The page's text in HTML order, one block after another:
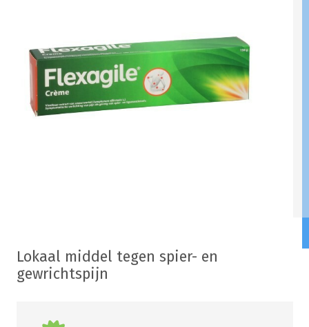
Lokaal middel tegen spier- en
gewrichtspijn